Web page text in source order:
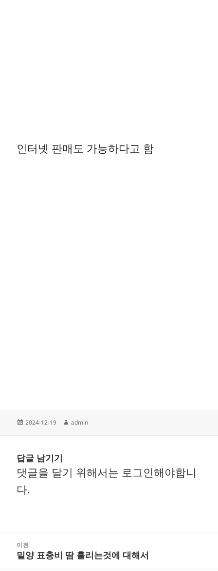
인터넷 판매도 가능하다고 함
작
2024-12-19
글
admin
답글 남기기
댓글을 달기 위해서는 로그인해야합니
다.
이전
이
밀양 표충비 땀 흘리는것에 대해서